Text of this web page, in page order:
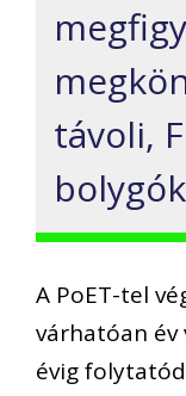
távoli,
A PoET-tel
várhatóan év
évig